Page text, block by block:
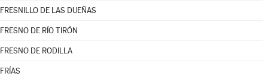
FRESNILLO DE LAS DUEÑAS
FRESNO DE RÍO TIRÓN
FRESNO DE RODILLA
FRÍAS